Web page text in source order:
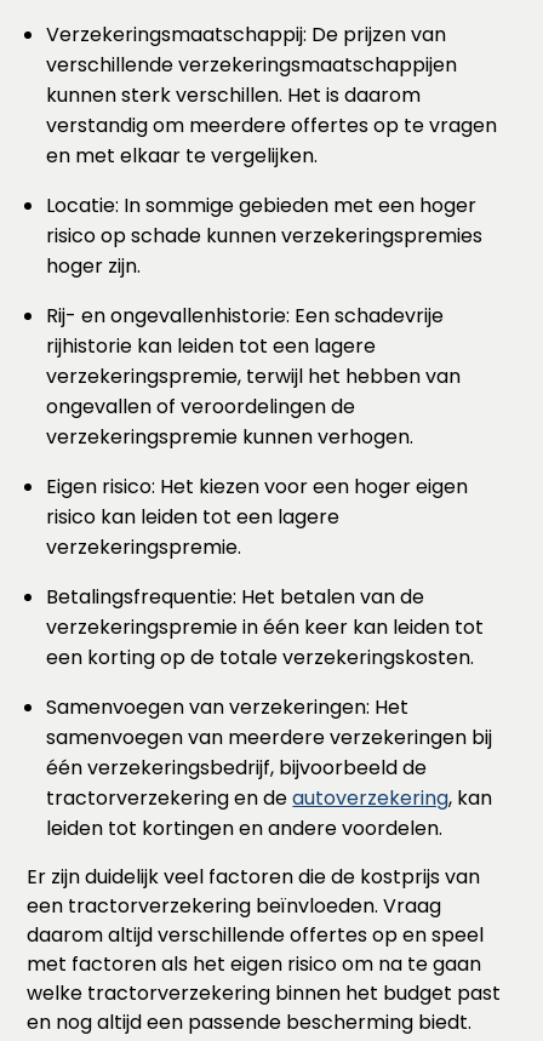
Verzekeringsmaatschappij: De prijzen van
verschillende verzekeringsmaatschappijen
kunnen sterk verschillen. Het is daarom
verstandig om meerdere offertes op te vragen
en met elkaar te vergelijken.
Locatie: In sommige gebieden met een hoger
risico op schade kunnen verzekeringspremies
hoger zijn.
Rij- en ongevallenhistorie: Een schadevrije
rijhistorie kan leiden tot een lagere
verzekeringspremie, terwijl het hebben van
ongevallen of veroordelingen de
verzekeringspremie kunnen verhogen.
Eigen risico: Het kiezen voor een hoger eigen
risico kan leiden tot een lagere
verzekeringspremie.
Betalingsfrequentie: Het betalen van de
verzekeringspremie in één keer kan leiden tot
een korting op de totale verzekeringskosten.
Samenvoegen van verzekeringen: Het
samenvoegen van meerdere verzekeringen bij
één verzekeringsbedrijf, bijvoorbeeld de
tractorverzekering en deautoverzekering, kan
leiden tot kortingen en andere voordelen.
Er zijn duidelijk veel factoren die de kostprijs van
een tractorverzekering beïnvloeden. Vraag
daarom altijd verschillende offertes op en speel
met factoren als het eigen risico om na te gaan
welke tractorverzekering binnen het budget past
en nog altijd een passende bescherming biedt.